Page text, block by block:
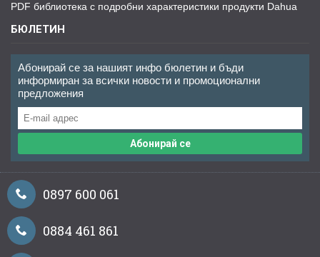
PDF библиотека с подробни характеристики продукти Dahua
БЮЛЕТИН
Абонирай се за нашият инфо бюлетин и бъди
информиран за всички новости и промоционални
предложения
Абонирай се
0897 600 061
0884 461 861